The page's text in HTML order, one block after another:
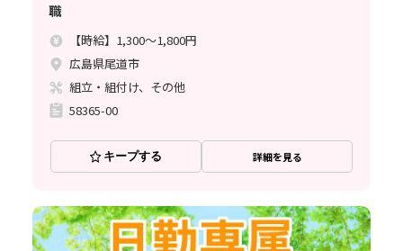
職
【時給】1,300～1,800円
広島県尾道市
組立・組付け、その他
58365-00
キープする 詳細を見る